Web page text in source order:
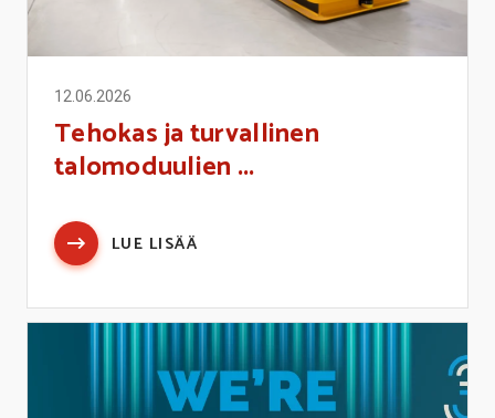
12.06.2026
Tehokas ja turvallinen
talomoduulien ...
LUE LISÄÄ